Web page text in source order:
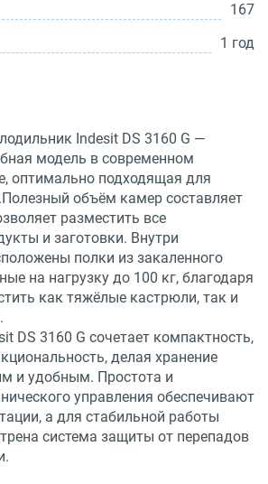
167
1 год
Indesit DS 3160 G —
модель в современном
оптимально подходящая для
объём камер составляет
разместить все
и заготовки. Внутри
полки из закаленного
на нагрузку до 100 кг, благодаря
как тяжёлые кастрюли, так и
DS 3160 G сочетает компактность,
делая хранение
и удобным. Простота и
управления обеспечивают
а для стабильной работы
система защиты от перепадов